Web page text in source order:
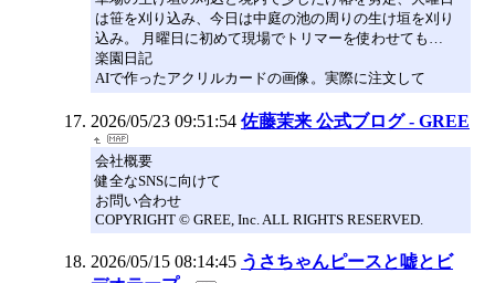
は笹を刈り込み、今日は中庭の池の周りの生け垣を刈り
込み。 月曜日に初めて現場でトリマーを使わせても…
楽園日記
AIで作ったアクリルカードの画像。実際に注文して
2026/05/23 09:51:54 佐藤茉来 公式ブログ - GREE
会社概要
健全なSNSに向けて
お問い合わせ
COPYRIGHT © GREE, Inc. ALL RIGHTS RESERVED.
2026/05/15 08:14:45 うさちゃんピースと嘘とビ